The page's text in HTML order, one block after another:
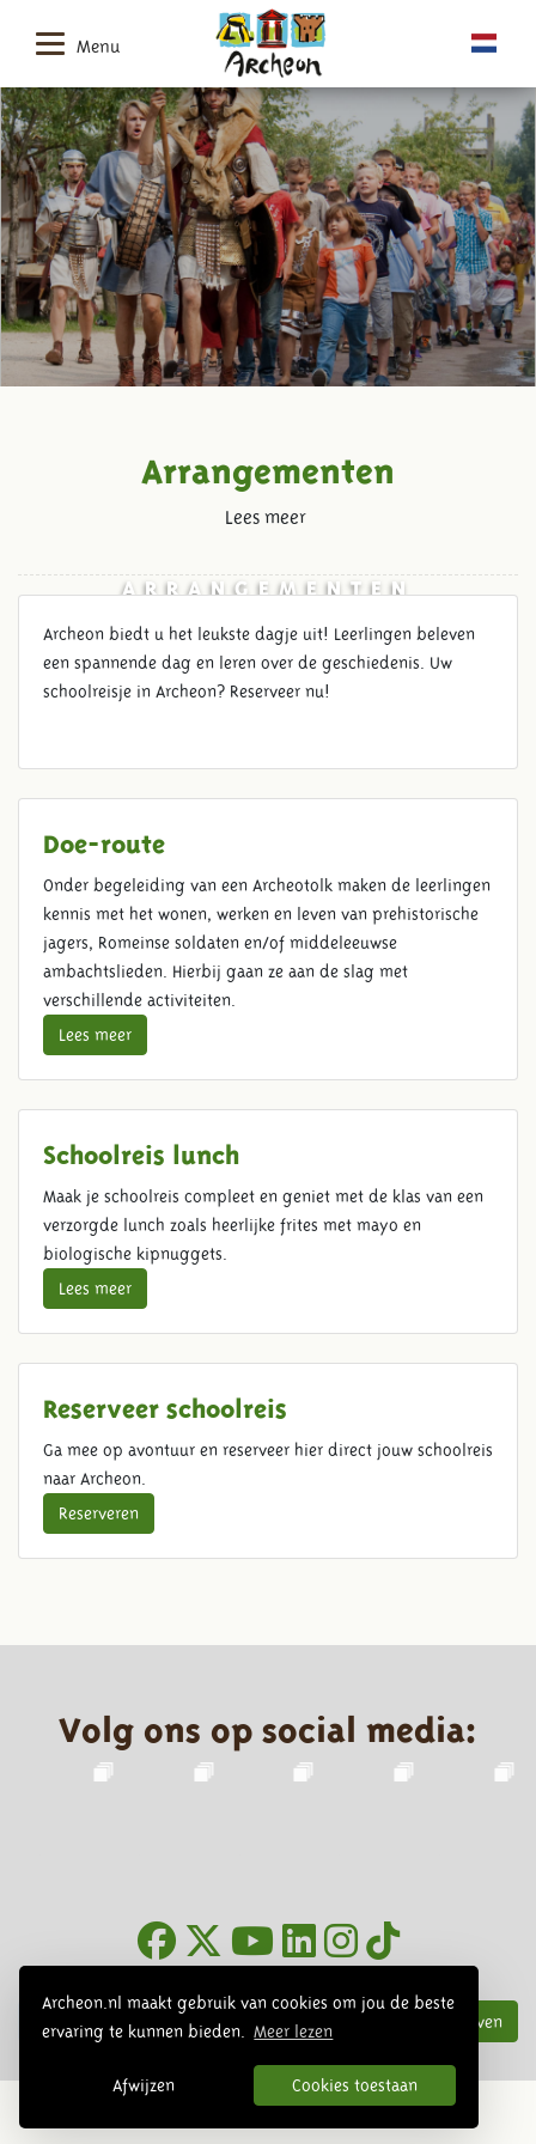
Archeon.nl maakt gebruik van cookies om jou de beste
ervaring te kunnen bieden.
Meer lezen
Afwijzen Cookies toestaan
Menu
ARRANGEMENTEN
Arrangementen
Lees meer
Archeon biedt u het leukste dagje uit! Leerlingen beleven
een spannende dag en leren over de geschiedenis. Uw
schoolreisje in Archeon? Reserveer nu!
Doe-route
Onder begeleiding van een Archeotolk maken de leerlingen
kennis met het wonen, werken en leven van prehistorische
jagers, Romeinse soldaten en/of middeleeuwse
ambachtslieden. Hierbij gaan ze aan de slag met
verschillende activiteiten.
Lees meer
Schoolreis lunch
Maak je schoolreis compleet en geniet met de klas van een
verzorgde lunch zoals heerlijke frites met mayo en
biologische kipnuggets.
Lees meer
Reserveer schoolreis
Ga mee op avontuur en reserveer hier direct jouw schoolreis
naar Archeon.
Reserveren
Volg ons op social media:
Inschrijven